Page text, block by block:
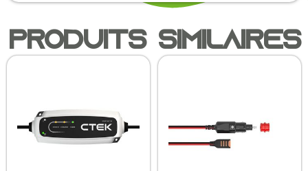
Produits similaires